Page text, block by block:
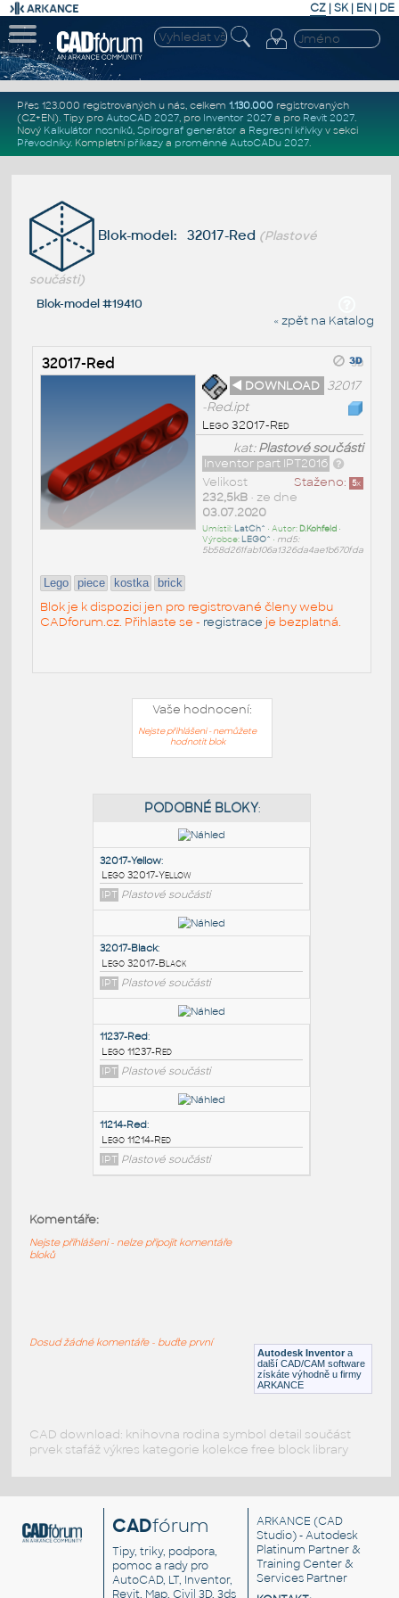
CZ | SK| EN | DE
Přes 123.000 registrovaných u nás, celkem 1.130.000registrovaných
(CZ+EN). Tipy pro AutoCAD 2027, pro Inventor 2027a pro Revit 2027.
Nový Kalkulátor nosníků, Spirograf generátor a Regresní křivkyv sekci
Převodníky. Kompletní příkazya proměnné AutoCADu 2027.
Blok-model: 32017-Red (Plastové
součásti)
Blok-model #19410
« zpět na Katalog
32017-Red
◄ DOWNLOAD 32017
-Red.ipt
Lego 32017-Red
kat:Plastové součásti
Inventor part IPT2016
Staženo: 5x
Velikost
232,5kB• ze dne
03.07.2020
Umístil: LatCh^ • Autor: D.Kohfeld•
Výrobce: LEGO^ • md5:
5b58d261fab106a1326da4ae1b670fda
Lego piece kostka brick
Blok je k dispozici jen pro registrované členy webu
CADforum.cz. Přihlaste se - registrace je bezplatná.
Vaše hodnocení:
Nejste přihlášeni - nemůžete
hodnotit blok
32017-Yellow:
Lego 32017-Yellow
IPT Plastové součásti
32017-Black:
Lego 32017-Black
IPT Plastové součásti
Lego 11237-Red
Lego 11214-Red
Autodesk Inventor a
další CAD/CAM software
získáte výhodně u firmy
ARKANCE
Komentáře:
Nejste přihlášeni - nelze připojit komentáře
bloků
Dosud žádné komentáře - buďte první
CAD download: knihovna rodina symbol detail součást
prvek stafáž výkres kategorie kolekce free block library
CADfórum
Tipy, triky, podpora,
pomoc a rady pro
AutoCAD, LT, Inventor,
Revit, Map, Civil 3D, 3ds
ARKANCE (CAD
Studio) - Autodesk
Platinum Partner &
Training Center &
Services Partner